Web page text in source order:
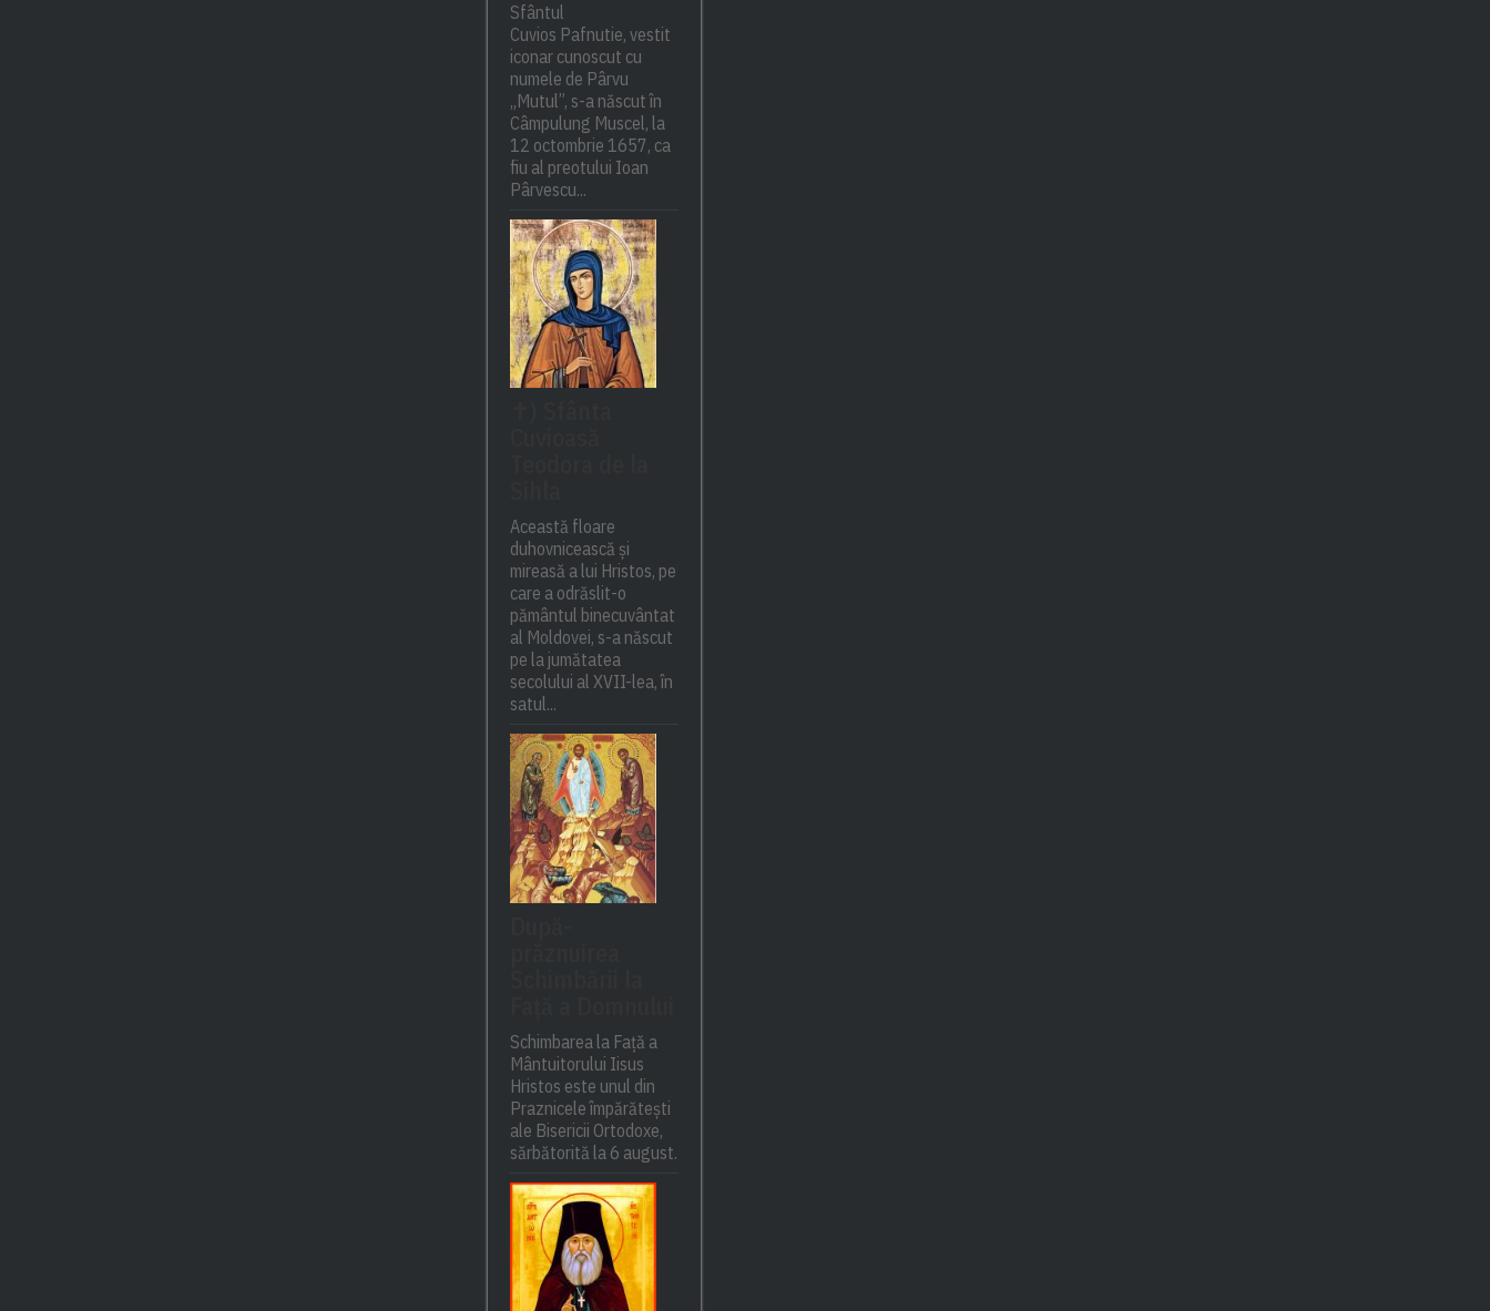
Sfântul
Cuvios Pafnutie, vestit
iconar cunoscut cu
numele de Pârvu
„Mutul”, s-a născut în
Câmpulung Muscel, la
12 octombrie 1657, ca
fiu al preotului Ioan
Pârvescu...
Această floare
duhovnicească și
mireasă a lui Hristos, pe
care a odrăslit-o
pământul binecuvântat
al Moldovei, s-a născut
pe la jumătatea
secolului al XVII-lea, în
satul...
Schimbarea la Față a
Mântuitorului Iisus
Hristos este unul din
Praznicele împărătești
ale Bisericii Ortodoxe,
sărbătorită la 6 august.